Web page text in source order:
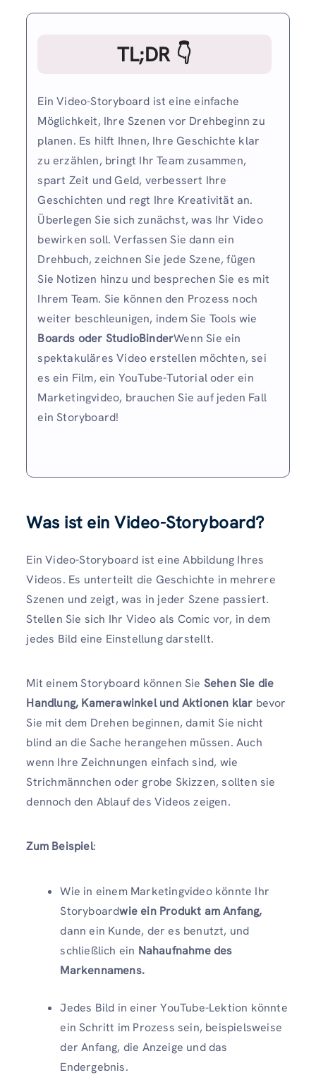
TL;DR 👇
Ein Video-Storyboard ist eine einfache
Möglichkeit, Ihre Szenen vor Drehbeginn zu
planen. Es hilft Ihnen, Ihre Geschichte klar
zu erzählen, bringt Ihr Team zusammen,
spart Zeit und Geld, verbessert Ihre
Geschichten und regt Ihre Kreativität an.
Überlegen Sie sich zunächst, was Ihr Video
bewirken soll. Verfassen Sie dann ein
Drehbuch, zeichnen Sie jede Szene, fügen
Sie Notizen hinzu und besprechen Sie es mit
Ihrem Team. Sie können den Prozess noch
weiter beschleunigen, indem Sie Tools wie
Boards oder StudioBinderWenn Sie ein
spektakuläres Video erstellen möchten, sei
es ein Film, ein YouTube-Tutorial oder ein
Marketingvideo, brauchen Sie auf jeden Fall
ein Storyboard!
Was ist ein Video-Storyboard?
Ein Video-Storyboard ist eine Abbildung Ihres
Videos. Es unterteilt die Geschichte in mehrere
Szenen und zeigt, was in jeder Szene passiert.
Stellen Sie sich Ihr Video als Comic vor, in dem
jedes Bild eine Einstellung darstellt.
Mit einem Storyboard können Sie Sehen Sie die
Handlung, Kamerawinkel und Aktionen klar bevor
Sie mit dem Drehen beginnen, damit Sie nicht
blind an die Sache herangehen müssen. Auch
wenn Ihre Zeichnungen einfach sind, wie
Strichmännchen oder grobe Skizzen, sollten sie
dennoch den Ablauf des Videos zeigen.
Zum Beispiel:
Wie in einem Marketingvideo könnte Ihr
Storyboardwie ein Produkt am Anfang,
dann ein Kunde, der es benutzt, und
schließlich ein Nahaufnahme des
Markennamens.
Jedes Bild in einer YouTube-Lektion könnte
ein Schritt im Prozess sein, beispielsweise
der Anfang, die Anzeige und das
Endergebnis.